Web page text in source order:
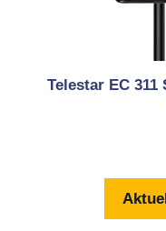
Telestar EC 311